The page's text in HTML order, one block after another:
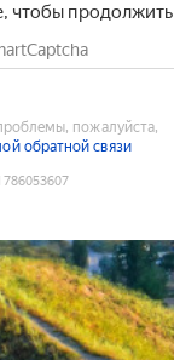
чтобы продолжить
пожалуйста,
обратной связи